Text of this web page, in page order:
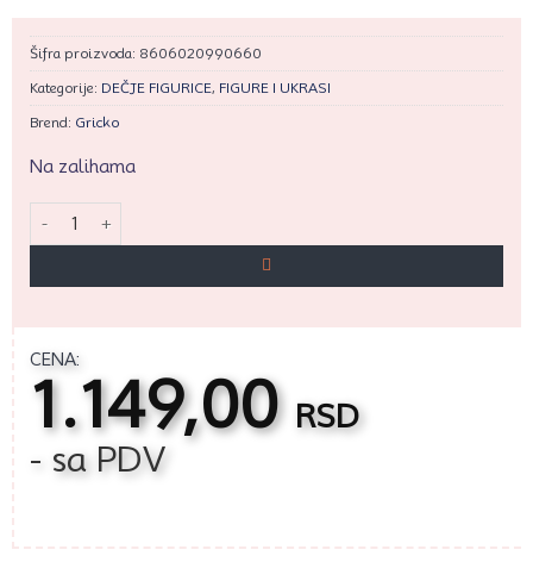
Šifra proizvoda: 8606020990660
Kategorije: DEČJE FIGURICE, FIGURE I UKRASI
Brend: Gricko
Na zalihama
CENA:
1.149,00 RSD
- sa PDV